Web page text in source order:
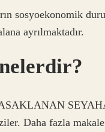
sosyoekonomik
ayrılmaktadır.
Daha fazla